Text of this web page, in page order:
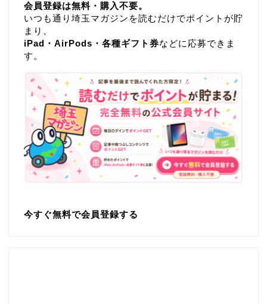
会員登録は無料・購入不要。
いつも通り埼玉マガジンを読むだけでポイントが貯
まり、
iPad・AirPods・各種ギフト券などに応募できま
す。
今すぐ無料で会員登録する